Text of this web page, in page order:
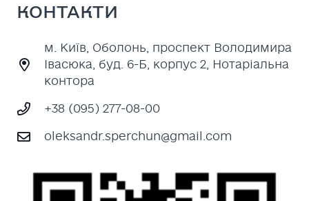
КОНТАКТИ
м. Київ, Оболонь, проспект Володимира
Івасюка, буд. 6-Б, корпус 2, Нотаріальна
контора
+38 (095) 277-08-00
oleksandr.sperchun@gmail.com